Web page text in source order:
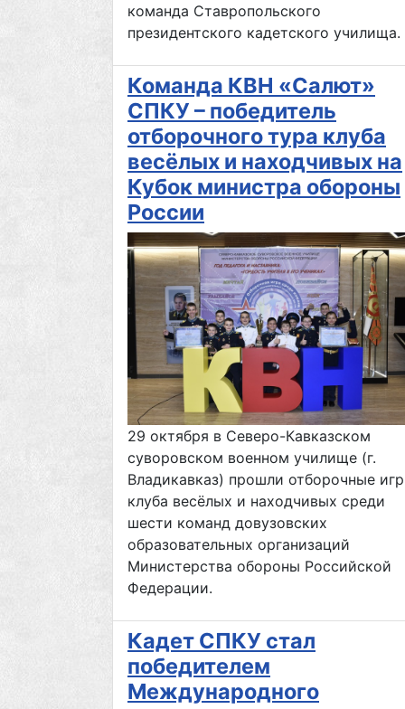
команда Ставропольского
президентского кадетского училища.
Команда КВН «Салют»
СПКУ – победитель
отборочного тура клуба
весёлых и находчивых на
Кубок министра обороны
России
29 октября в Северо-Кавказском
суворовском военном училище (г.
Владикавказ) прошли отборочные
клуба весёлых и находчивых среди
шести команд довузовских
образовательных организаций
Министерства обороны Российской
Федерации.
Кадет СПКУ стал
победителем
Международного